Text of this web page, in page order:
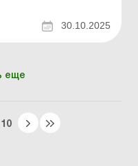
ФЛП,
для
важн...
30.10.2025
еще
10